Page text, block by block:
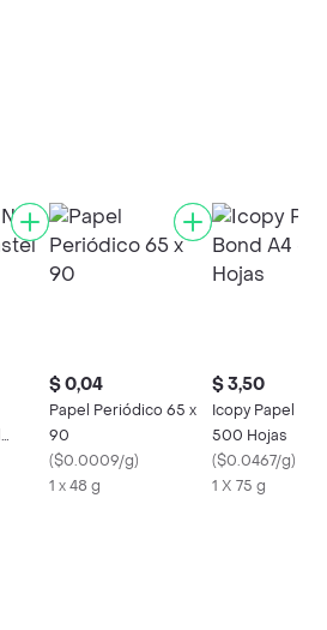
$ 0,04
Papel Periódico 65 x
90
($0.0009/g)
1 x 48 g
$ 3,50
Icopy Papel
500 Hojas
($0.0467/g)
1 X 75 g